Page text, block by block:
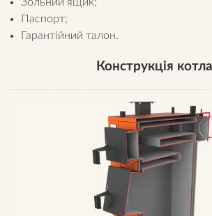
Паспорт;
Гарантійний талон.
Конструкція котла